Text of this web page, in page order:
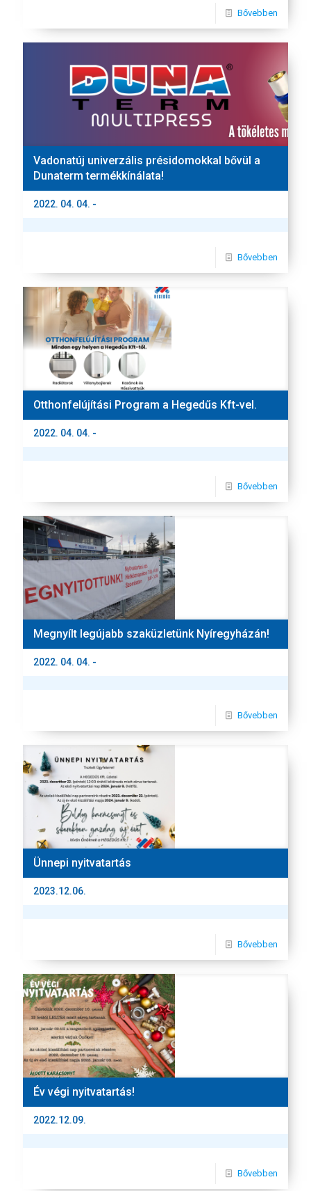
Bővebben
Vadonatúj univerzális présidomokkal bővül a
Dunaterm termékkínálata!
2022. 04. 04. -
Bővebben
Otthonfelújítási Program a Hegedűs Kft-vel.
2022. 04. 04. -
Bővebben
Megnyílt legújabb szaküzletünk Nyíregyházán!
2022. 04. 04. -
Bővebben
Ünnepi nyitvatartás
2023.12.06.
Bővebben
Év végi nyitvatartás!
2022.12.09.
Bővebben